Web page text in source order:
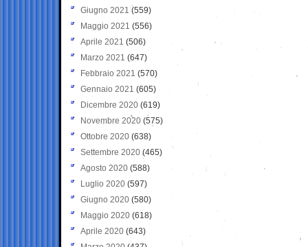
Giugno 2021(559)
Maggio 2021 (556)
Aprile 2021 (506)
Marzo 2021 (647)
Febbraio 2021 (570)
Gennaio 2021 (605)
Dicembre 2020 (619)
Novembre 2020 (575)
Ottobre 2020 (638)
Settembre 2020(465)
Agosto 2020 (588)
Luglio 2020 (597)
Giugno 2020 (580)
Maggio 2020 (618)
Aprile 2020 (643)